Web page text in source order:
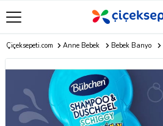
Çiçeksepeti.com Anne Bebek Bebek Banyo